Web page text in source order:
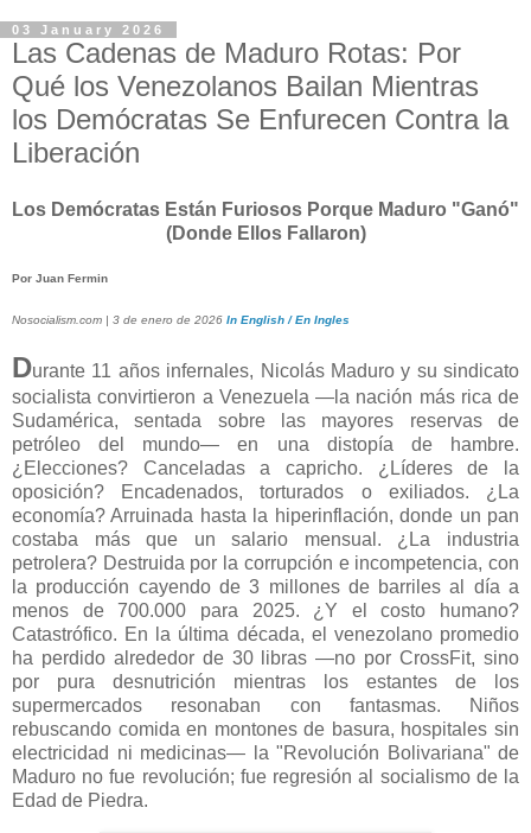
03 January 2026
Las Cadenas de Maduro Rotas: Por
Qué los Venezolanos Bailan Mientras
los Demócratas Se Enfurecen Contra la
Liberación
Los Demócratas Están Furiosos Porque Maduro "Ganó"
(Donde Ellos Fallaron)
Por Juan Fermin
Nosocialism.com | 3 de enero de 2026 In English / En Ingles
Durante 11 años infernales, Nicolás Maduro y su sindicato
socialista convirtieron a Venezuela —la nación más rica de
Sudamérica, sentada sobre las mayores reservas de
petróleo del mundo— en una distopía de hambre.
¿Elecciones? Canceladas a capricho. ¿Líderes de la
oposición? Encadenados, torturados o exiliados. ¿La
economía? Arruinada hasta la hiperinflación, donde un pan
costaba más que un salario mensual. ¿La industria
petrolera? Destruida por la corrupción e incompetencia, con
la producción cayendo de 3 millones de barriles al día a
menos de 700.000 para 2025. ¿Y el costo humano?
Catastrófico. En la última década, el venezolano promedio
ha perdido alrededor de 30 libras —no por CrossFit, sino
por pura desnutrición mientras los estantes de los
supermercados resonaban con fantasmas. Niños
rebuscando comida en montones de basura, hospitales sin
electricidad ni medicinas— la "Revolución Bolivariana" de
Maduro no fue revolución; fue regresión al socialismo de la
Edad de Piedra.